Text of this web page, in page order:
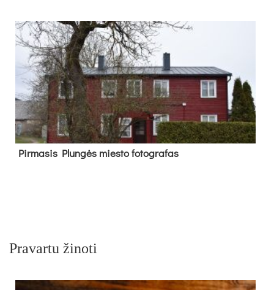
Pir­ma­sis Plun­gės mies­to fo­tog­ra­fas
Pravartu žinoti